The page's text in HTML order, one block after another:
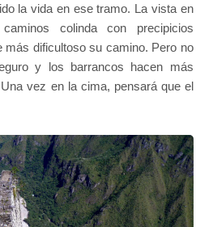
la vida en ese tramo. La vista en
colinda con precipicios
más dificultoso su camino. Pero no
y los barrancos hacen más
vez en la cima, pensará que el